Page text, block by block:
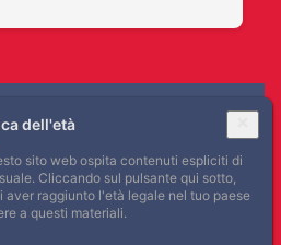
gratuite migliori al
Adolescenti Liceali
dell'età
sito web ospita contenuti espliciti di
Cliccando sul pulsante qui sotto,
aver raggiunto l'età legale nel tuo paese
a questi materiali.